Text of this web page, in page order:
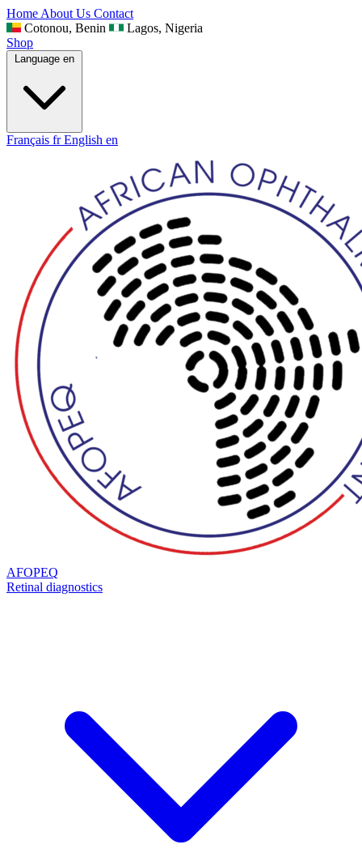
Home About Us Contact
Cotonou, Benin
Lagos, Nigeria
Shop
Language en
Français fr English en
AFOPEQ
Retinal diagnostics